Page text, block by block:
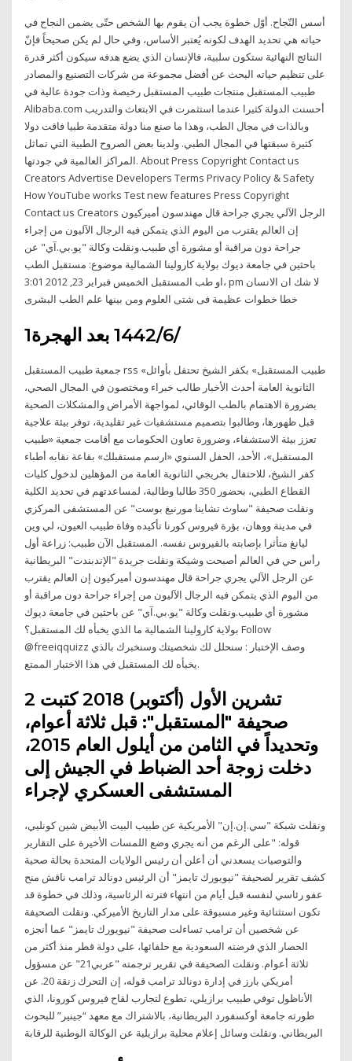
أسس النّجاح. أوّل خطوة يجب أن يقوم بها الشخص حتّى يضمن النجاح في
حياته هي تحديد الهدف لكونه يُعتبر الأساس، وفي حال لم يكن صحيحاً فإنّ
النتائج النهائية ستكون سلبية، فالإنسان الذي يضع هدفه سيكون أكثر قدرة
على تنظيم حياته البحث عن أفضل مجموعة من شركات التصنيع والمصادر
طبيب المستقبل منتجات طبيب المستقبل رخيصة وذات جودة عالية في
Alibaba.com أحسنت الدولة كثيرا عندما استثمرت في الابتعاث والتدريب
وبالذات في مجال الطب، وهذا ما صنع منا دولة متقدمة طبيا فاقت دولا
كثيرة سبقتها في المجال الطبي. ولدينا بعض الصروح الطبية التي تماثل
المراكز العالمية في جودتها. About Press Copyright Contact us
Creators Advertise Developers Terms Privacy Policy & Safety
How YouTube works Test new features Press Copyright
Contact us Creators الرجل الآلي يجري جراحة قال مهندسون أميركيون
إن العالم يقترب من اليوم الذي يتمكن فيه الرجال الآليون من إجراء
جراحة دون مراقبة أو مشورة أي طبيب.ونقلت وكالة "يو.بي.آي" عن
باحثين في جامعة ديوك بولاية كارولينا الشمالية موضوع: مستقبل الطب
،او طب المستقبل الخميس فبراير 23, 2012 3:01 pm لا شك ان الانسان
خطا خطوات عظيمة فى شتى العلوم ومن بينها علم الطب البشرى
1‏‏/6‏‏/1442 بعد الهجرة
جمعية طبيب المستقبل rss «طبيب المستقبل» بكفر الشيخ تحتفل بأوائل
الثانوية العامة أحدث الأخبار طالب خبراء ومختصون في المجال الصحي،
بضرورة الاهتمام بالطب الوقائي، لمواجهة الأمراض والمشكلات الصحية
قبل ظهورها، وطالبوا بتصميم مستشفيات غير تقليدية، توفر بيئة علاجية
تعزز بيئة الاستشفاء، وضرورة تعاون الحكومات مع أقامت جمعية «طبيب
المستقبل»، الأحد، الحفل السنوي «ارسم مستقبلك» بقاعة نقابه أطباء
كفر الشيخ، للاحتفال بخريجي الثانوية العامة من المؤهلين لدخول كليات
القطاع الطبي، بحضور 350 طالبا وطالبة، لمساعدتهم في تحديد الكلية
ونقلت صحيفة "ساوث تشاينا مورنيغ بوست" عن المستشفى المركزي
في مدينة ووهان، بؤرة فيروس كورنا تأكيده وفاة طبيب العيون، لي وين
ليانغ متأثرا بإصابته بالفيروس نفسه. المستقبل الآن طبيب: زراعة أول
رأس حي في العالم أصبحت وشيكة ونقلت جريدة "الإندبندت" البريطانية
عن الرجل الآلي يجري جراحة قال مهندسون أميركيون إن العالم يقترب
من اليوم الذي يتمكن فيه الرجال الآليون من إجراء جراحة دون مراقبة أو
مشورة أي طبيب.ونقلت وكالة "يو.بي.آي" عن باحثين في جامعة ديوك
بولاية كارولينا الشمالية ما الذي يخبأه لك المستقبل؟ Follow
@freeiqquizz وصف الإختبار : سنحلل لك شخصيتك وسنخبرك بالذي
يخبأه لك المستقبل في هذا الاختبار الممتع.
2 تشرين الأول (أكتوبر) 2018 كتبت
صحيفة "المستقبل": قبل ثلاثة أعوام،
وتحديداً في الثامن من أيلول العام 2015،
دخلت زوجة أحد الضباط في الجيش إلى
ونقلت شبكة "سي.إن.إن" الأمريكية عن طبيب البيت الأبيض شين كونليي،
قوله: "على الرغم من أنه يجري وضع اللمسات الأخيرة على التقارير
والتوصيات يسعدني أن أعلن أن رئيس الولايات المتحدة بحالة صحية
كشف تقرير لصحيفة "نيويورك تايمز" أن الرئيس دونالد ترامب ناقش منح
عفو رئاسي لنفسه قبل أيام من انتهاء فترته الرئاسية، وذلك في خطوة قد
تكون استثنائية وغير مسبوقة على مدار التاريخ الأميركي. ونقلت الصحيفة
عن شخصين أن ترامب تساءلت صحيفة "نيويورك تايمز" عما أنجزه
الحصار الذي فرضته السعودية مع حلفائها، على دولة قطر منذ أكثر من
ثلاثة أعوام. ونقلت الصحيفة في تقرير ترجمته "عربي21" عن مسؤول
أمريكي بارز في إدارة دونالد ترامب قوله، إن التحرك زنقة 20. عن
الأناظول توفي طبيب برازيلي، تطوع لتجارب لقاح فيروس كورونا، الذي
طورته جامعة أوكسفورد البريطانية، بالاشتراك مع معهد “جينير” للبحوث
البريطاني. ونقلت وسائل إعلام محلية برازيلية عن الوكالة الوطنية للرقابة